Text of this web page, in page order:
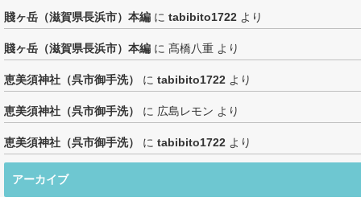
賤ヶ岳（滋賀県長浜市）本編 に tabibito1722 より
賤ヶ岳（滋賀県長浜市）本編 に 髙橋八重 より
恵美須神社（呉市御手洗） に tabibito1722 より
恵美須神社（呉市御手洗） に 広島レモン より
恵美須神社（呉市御手洗） に tabibito1722 より
アーカイブ